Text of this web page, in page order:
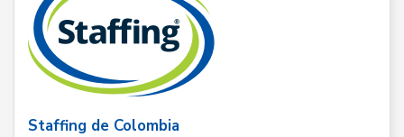
Staffing de Colombia